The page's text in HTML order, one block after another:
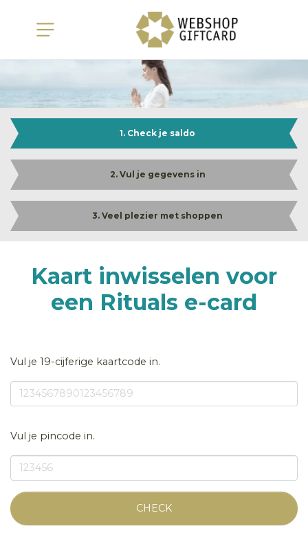
1. Check je saldo
2. Vul je gegevens in
3. Veel plezier met shoppen
Kaart inwisselen voor
een Rituals e-card
Vul je 19-cijferige kaartcode in.
Vul je pincode in.
CHECK